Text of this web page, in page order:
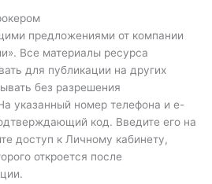
предложениями от компании
Все материалы ресурса
для публикации на других
без разрешения
указанный номер телефона и e-
код. Введите его на
доступ к Личному кабинету,
откроется после